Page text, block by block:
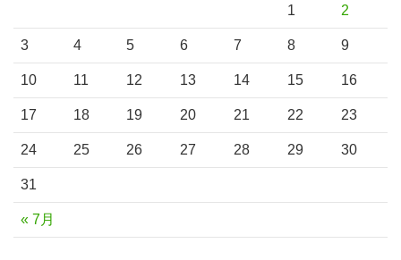
« 7月
1 2
3 4 5 6 7 8 9
10 11 12 13 14 15 16
17 18 19 20 21 22 23
24 25 26 27 28 29 30
31